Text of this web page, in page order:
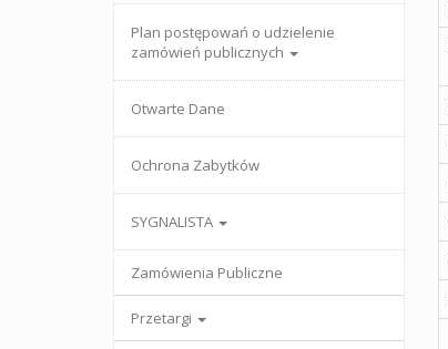
Plan postępowań o udzielenie
zamówień publicznych
Otwarte Dane
Ochrona Zabytków
SYGNALISTA
Zamówienia Publiczne
Przetargi